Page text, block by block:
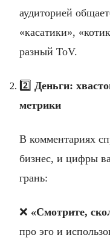
аудиторией
«касатики»,
разный ToV.
2️⃣ Деньги:
метрики
В комментариях
бизнес, и цифры
грань:
❌ «Смотрите,
про эго и